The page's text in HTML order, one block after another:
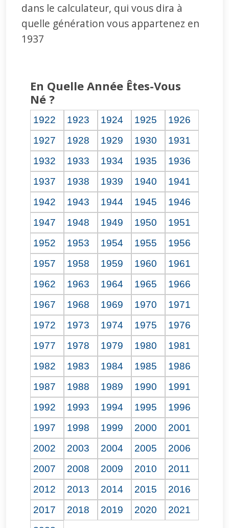
dans le calculateur, qui vous dira à
quelle génération vous appartenez en
1937
En Quelle Année Êtes-Vous
Né ?
1922 1923 1924 1925
1926
1927
1928 1929 1930
1931
1932
1933 1934 1935
1936
1937
1938 1939 1940
1941
1942
1943 1944 1945
1946
1947
1948 1949 1950
1951
1952
1953 1954 1955
1956
1957
1958 1959 1960
1961
1962
1963 1964 1965
1966
1967
1968 1969 1970
1971
1972
1973 1974 1975
1976
1977
1978 1979 1980
1981
1982
1983 1984 1985
1986
1987
1988 1989 1990
1991
1992
1993 1994 1995
1996
1997
1998 1999 2000
2001
2002
2003 2004 2005
2006
2007
2008 2009 2010
2011
2012
2013 2014 2015
2016
2017
2018 2019 2020
2021